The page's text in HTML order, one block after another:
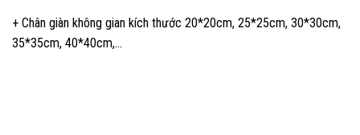
+ Chân giàn không gian kích thước 20*20cm, 25*25cm, 30*30cm,
35*35cm, 40*40cm,…